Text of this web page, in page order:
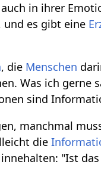
in ihrer
und es gibt eine
, die Menschen
Was ich gerne
sind
manchmal
die
"Ist